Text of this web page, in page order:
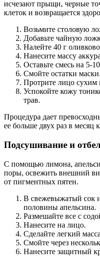
исчезают прыщи, черные
клеток и возвращается
Возьмите столовую
Добавьте чайную
Налейте 40 г
Нанесите массу
Оставьте смесь на 5-
Смойте остатки маски.
Протрите лицо сухим
Успокойте кожу
трав.
Процедура дает
ее больше двух раз в месяц
Подсушивание и
С помощью лимона,
поры, освежить внешний
от пигментных пятен.
В свежевыжатый сок
половины апельсина.
Размешайте все с
Нанесите на лицо.
Сделайте легкий
Смойте через
Нанесите защитный